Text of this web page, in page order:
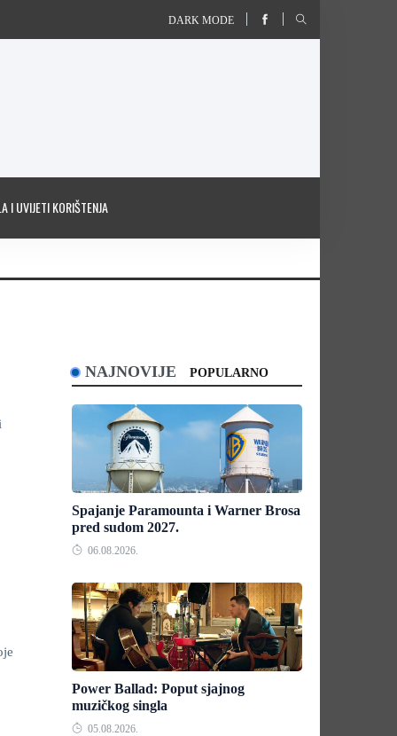
DARK MODE
I UVIJETI KORIŠTENJA
NAJNOVIJE POPULARNO
Spajanje Paramounta i Warner Brosa
pred sudom 2027.
06.08.2026.
Power Ballad: Poput sjajnog
muzičkog singla
05.08.2026.